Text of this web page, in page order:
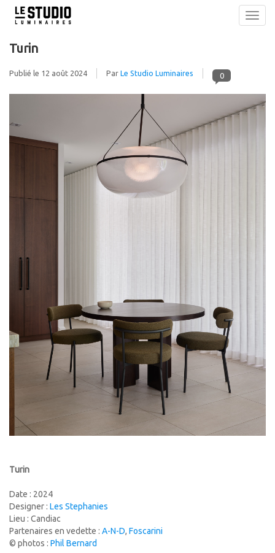
Turin
Publié le 12 août 2024 Par Le Studio Luminaires 0
Turin
Date : 2024
Designer : Les Stephanies
Lieu : Candiac
Partenaires en vedette : A-N-D, Foscarini
© photos : Phil Bernard